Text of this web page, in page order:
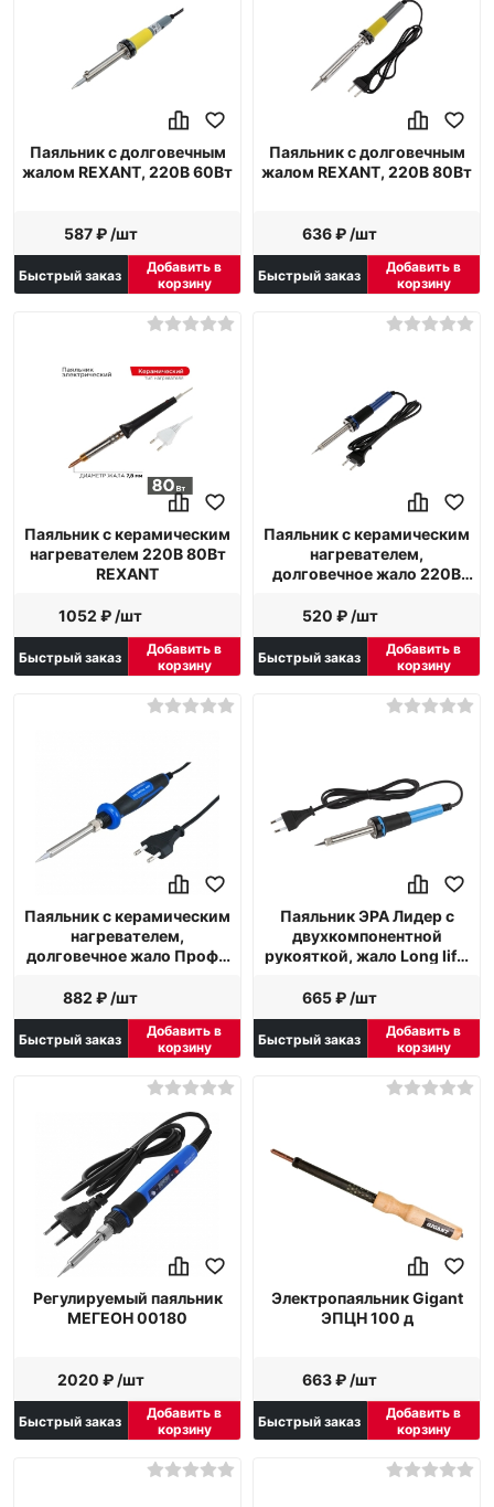
Паяльник с долговечным
жалом REXANT, 220В 60Вт
587 ₽ /шт
Быстрый заказ
Добавить в
корзину
Паяльник с долговечным
жалом REXANT, 220В 80Вт
636 ₽ /шт
Быстрый заказ
Добавить в
корзину
Паяльник с керамическим
нагревателем 220В 80Вт
REXANT
1052 ₽ /шт
Быстрый заказ
Добавить в
корзину
Паяльник с керамическим
нагревателем,
долговечное жало 220В
520 ₽ /шт
Быстрый заказ
Добавить в
корзину
Паяльник с керамическим
нагревателем,
долговечное жало Профи
721NA
882 ₽ /шт
Быстрый заказ
Добавить в
корзину
Паяльник ЭРА Лидер с
двухкомпонентной
рукояткой, жало Long life,
665 ₽ /шт
Быстрый заказ
Добавить в
корзину
Регулируемый паяльник
МЕГЕОН 00180
2020 ₽ /шт
Быстрый заказ
Добавить в
корзину
Электропаяльник Gigant
ЭПЦН 100 д
663 ₽ /шт
Быстрый заказ
Добавить в
корзину